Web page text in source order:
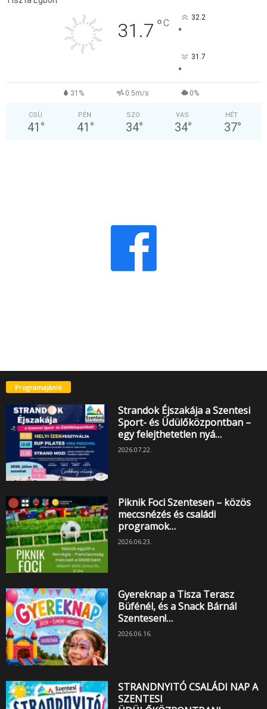
31.7 °C 32.2
°
31.7
°
31% 0.5m/s 0%
CSÜ
41 °
PÉN
41 °
SZO
34°
VAS
34°
HÉT
37°
Programajánló
Strandok Éjszakája a Szentesi
Sport- és Üdülőközpontban –
egy felejthetetlen nyá…
2026.07.22.
Piknik Foci Szentesen – közös
meccsnézés és családi
programok…
2026.06.23.
Gyereknap a Tisza Terasz
Büfénél, és a Snack Bárnál
Szentesen!…
2026.06.16.
STRANDNYITÓ CSALÁDI NAP A
SZENTESI